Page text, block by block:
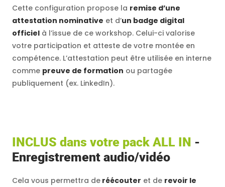
Cette configuration propose la remise d’une
attestation nominative et d’un badge digital
officiel à l’issue de ce workshop. Celui-ci valorise
votre participation et atteste de votre montée en
compétence. L’attestation peut être utilisée en interne
comme preuve de formation ou partagée
publiquement (ex. LinkedIn).
INCLUS dans votre pack ALL IN -
Enregistrement audio/vidéo
Cela vous permettra de réécouter et de revoir le